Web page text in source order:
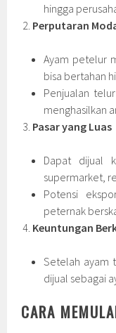
hingga
Perputaran
Ayam petelur
bisa bertahan
Penjualan
menghasilkan
Pasar yang Luas
Dapat dijual
supermarket,
Potensi
peternak
Keuntungan
Setelah ayam
dijual sebagai
CARA